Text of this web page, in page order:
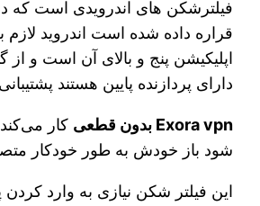
فیلترشکن های اندرویدی است که در
قراره داده شده است اندروید لازم
اپلیکیشن پنج و بالای آن است و
دارای پردازنده پایین هستند
Exora vpn بدون قطعی
کار
شود باز خودش به طور خودکار
این فیلتر شکن نیازی به وارد کردن